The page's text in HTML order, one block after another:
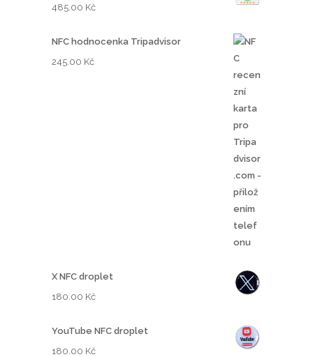
485.00 Kč
NFC hodnocenka Tripadvisor
245.00 Kč
X NFC droplet
180.00 Kč
YouTube NFC droplet
180.00 Kč